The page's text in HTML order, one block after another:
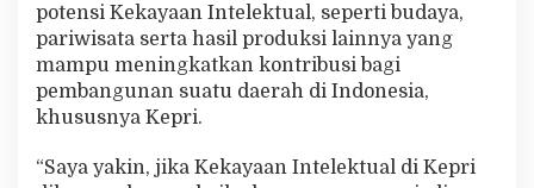
potensi Kekayaan Intelektual, seperti budaya,
pariwisata serta hasil produksi lainnya yang
mampu meningkatkan kontribusi bagi
pembangunan suatu daerah di Indonesia,
khususnya Kepri.
“Saya yakin, jika Kekayaan Intelektual di Kepri